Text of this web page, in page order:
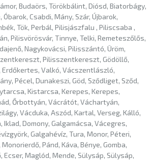
Budaörs, Törökbálint, Diósd, Biatorbágy,
Csabdi, Mány, Szár, Újbarok,
Tök, Perbál, Pilisjászfalu , Piliscsaba ,
Pilisvörösvár, Tinnye, Telki, Remeteszőlős,
Nagykovácsi, Pilisszántó, Üröm,
Pilisszentkereszt, Gödöllő,
Erdőkertes, Valkó, Vácszentlászló,
Pécel, Dunakeszi, Göd, Sződliget, Sződ,
Kistarcsa, Kerepes, Kerepes,
Őrbottyán, Vácrátót, Váchartyán,
Vácduka, Aszód, Kartal, Verseg, Kálló,
Domony, Galgamácsa, Vácegres,
Galgahévíz, Tura, Monor, Péteri,
Pánd, Káva, Bénye, Gomba,
Ecser, Maglód, Mende, Sülysáp, Sülysáp,